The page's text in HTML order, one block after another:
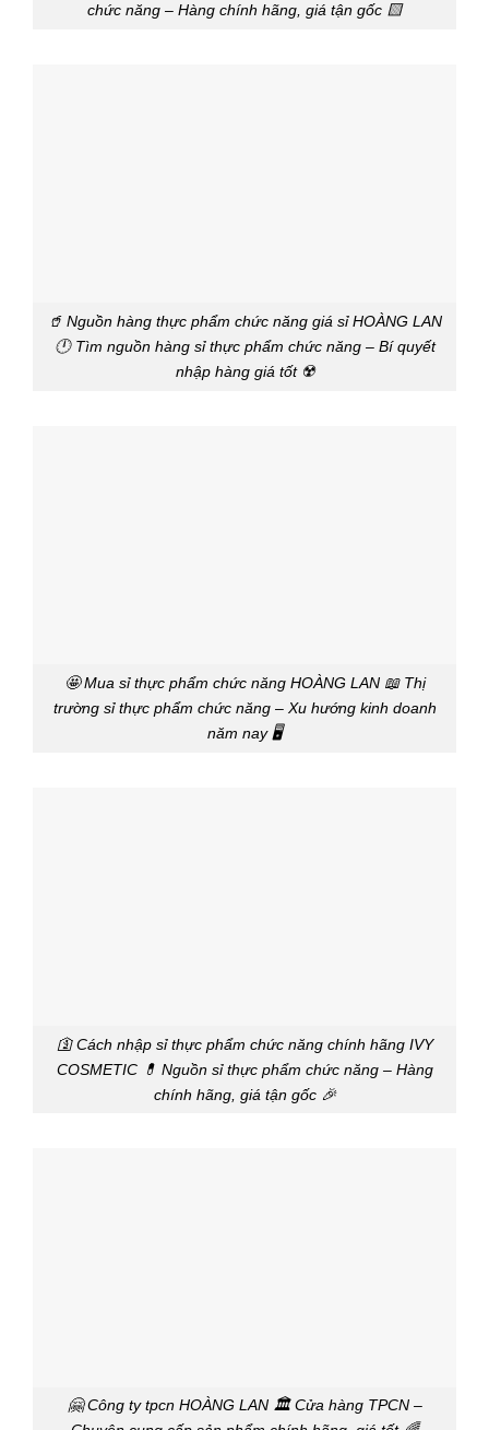
chức năng – Hàng chính hãng, giá tận gốc 🟨
🥤 Nguồn hàng thực phẩm chức năng giá sỉ HOÀNG LAN
🕛 Tìm nguồn hàng sỉ thực phẩm chức năng – Bí quyết
nhập hàng giá tốt ☢️
🤩 Mua sỉ thực phẩm chức năng HOÀNG LAN 📖 Thị
trường sỉ thực phẩm chức năng – Xu hướng kinh doanh
năm nay 🖥️
🛐 Cách nhập sỉ thực phẩm chức năng chính hãng IVY
COSMETIC 💊 Nguồn sỉ thực phẩm chức năng – Hàng
chính hãng, giá tận gốc 🎉
🤗 Công ty tpcn HOÀNG LAN 🏛️ Cửa hàng TPCN –